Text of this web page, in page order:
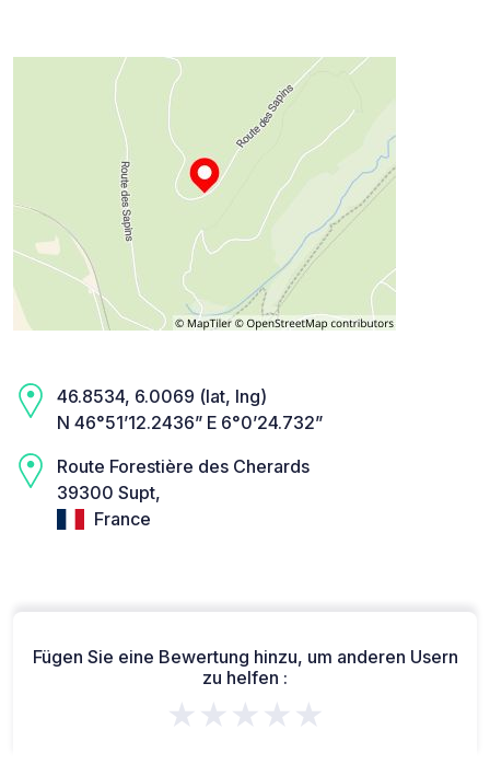
46.8534, 6.0069 (lat, lng)
N 46°51’12.2436” E 6°0’24.732”
Route Forestière des Cherards
39300 Supt,
France
Fügen Sie eine Bewertung hinzu, um anderen Usern
zu helfen :
★★★★★